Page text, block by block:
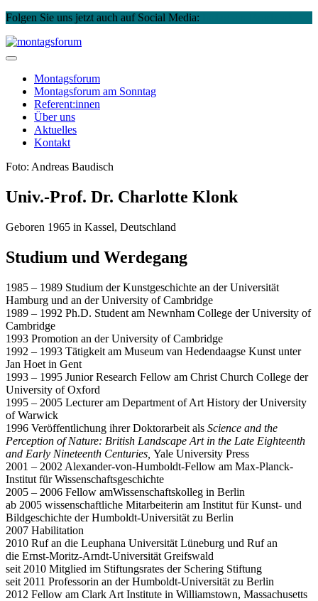
Folgen Sie uns jetzt auch auf Social Media:
Skip
to
Montagsforum
Montagsforum am Sonntag
Referent:innen
Über uns
Aktuelles
Kontakt
Foto: Andreas Baudisch
Univ.-Prof. Dr. Charlotte Klonk
Geboren 1965 in Kassel, Deutschland
Studium und Werdegang
1985 – 1989 Studium der Kunstgeschichte an der Universität
Hamburg und an der University of Cambridge
1989 – 1992 Ph.D. Student am Newnham College der University of
Cambridge
1993 Promotion an der University of Cambridge
1992 – 1993 Tätigkeit am Museum van Hedendaagse Kunst unter
Jan Hoet in Gent
1993 – 1995 Junior Research Fellow am Christ Church College der
University of Oxford
1995 – 2005 Lecturer am Department of Art History der University
of Warwick
1996 Veröffentlichung ihrer Doktorarbeit als Science and the
Perception of Nature: British Landscape Art in the Late Eighteenth
and Early Nineteenth Centuries, Yale University Press
2001 – 2002 Alexander-von-Humboldt-Fellow am Max-Planck-
Institut für Wissenschaftsgeschichte
2005 – 2006 Fellow amWissenschaftskolleg in Berlin
ab 2005 wissenschaftliche Mitarbeiterin am Institut für Kunst- und
Bildgeschichte der Humboldt-Universität zu Berlin
2007 Habilitation
2010 Ruf an die Leuphana Universität Lüneburg und Ruf an
die Ernst-Moritz-Arndt-Universität Greifswald
seit 2010 Mitglied im Stiftungsrates der Schering Stiftung
seit 2011 Professorin an der Humboldt-Universität zu Berlin
2012 Fellow am Clark Art Institute in Williamstown, Massachusetts